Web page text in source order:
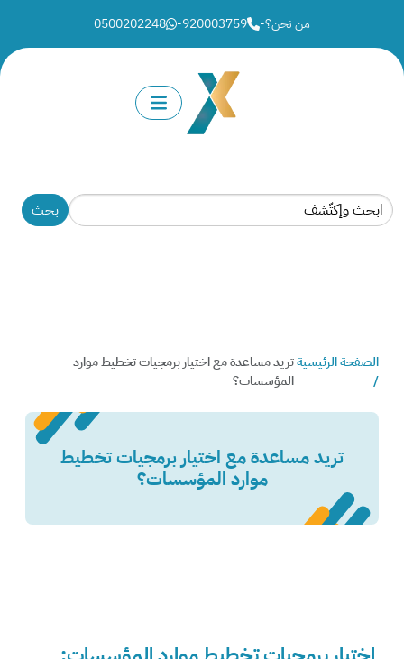
من نحن؟-
920003759
-
0500202248
الصفحة الرئيسية
/
تريد مساعدة مع اختيار برمجيات تخطيط موارد
المؤسسات؟
تريد مساعدة مع اختيار برمجيات تخطيط
موارد المؤسسات؟